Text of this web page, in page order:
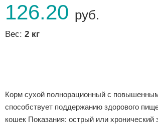
126.20 руб.
Вес: 2 кг
Корм сухой полнорационный с
способствует поддержанию здорового
кошек Показания: острый или хронический